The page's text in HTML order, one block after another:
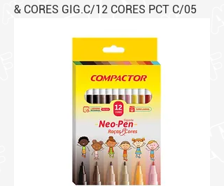
& CORES GIG.C/12 CORES PCT C/05